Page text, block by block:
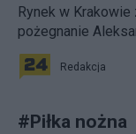
Rynek w Krakowie
pożegnanie
Redakcja
#Piłka nożna